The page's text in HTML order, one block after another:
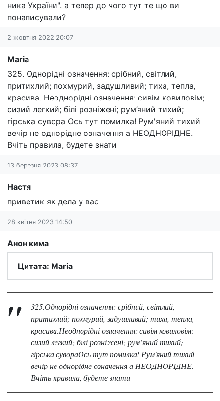
ника України". а тепер до чого тут те що ви
понаписували?
2 жовтня 2022 20:07
Maria
325. Однорідні означення: срібний, світлий,
притихлий; похмурий, задушливий; тиха, тепла,
красива. Неоднорідні означення: сивім ковиловім;
сизий легкий; білі розніжені; рум’яний тихий;
гірська сувора Ось тут помилка! Рум'яний тихий
вечір не однорідне означення а НЕОДНОРІДНЕ.
Вчіть правила, будете знати
13 березня 2023 08:37
Настя
приветик як дела у вас
28 квітня 2023 14:50
Анон кима
Цитата: Maria
325.Однорідні означення: срібний, світлий,
притихлий; похмурий, задушливий; тиха, тепла,
красива.Неоднорідні означення: сивім ковиловім;
сизий легкий; білі розніжені; рум’яний тихий;
гірська сувораОсь тут помилка! Рум'яний тихий
вечір не однорідне означення а НЕОДНОРІДНЕ.
Вчіть правила, будете знати